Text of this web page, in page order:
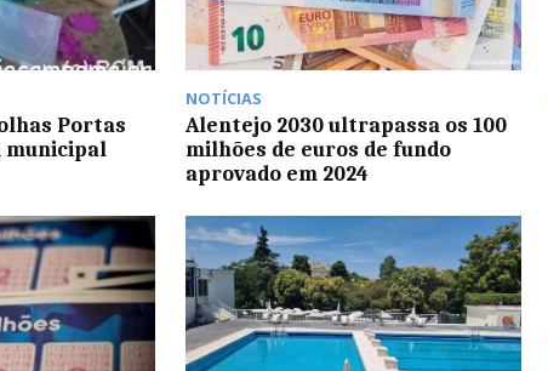
Portas
municipal
NOTÍCIAS
Alentejo 2030 ultrapassa os 100
milhões de euros de fundo
aprovado em 2024